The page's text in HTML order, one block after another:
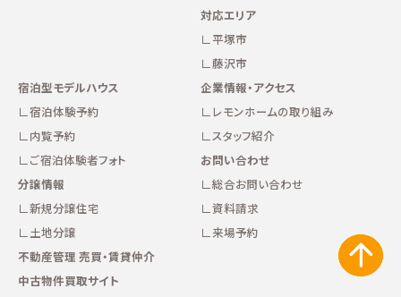
対応エリア
平塚市
藤沢市
宿泊型モデルハウス
宿泊体験予約
内覧予約
ご宿泊体験者フォト
分譲情報
新規分譲住宅
土地分譲
不動産管理 売買・賃貸仲介
中古物件買取サイト
企業情報・アクセス
レモンホームの取り組み
スタッフ紹介
お問い合わせ
総合お問い合わせ
資料請求
来場予約